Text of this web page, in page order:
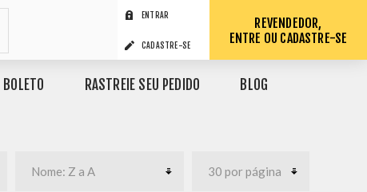
ENTRAR
CADASTRE-SE
REVENDEDOR,
ENTRE OU CADASTRE-SE
RASTREIE SEU PEDIDO BLOG